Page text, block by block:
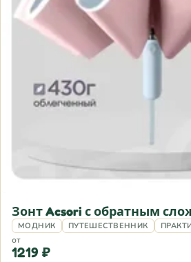
Зонт Acsori с обратным
МОДНИК ПУТЕШЕСТВЕННИК
от
1219 ₽